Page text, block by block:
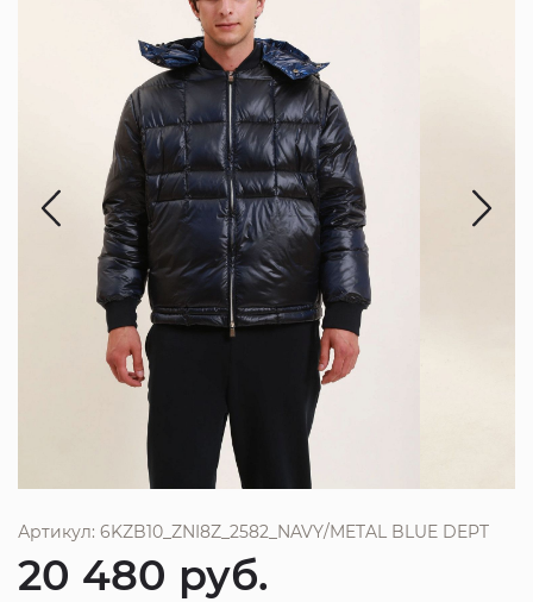
Артикул: 6KZB10_ZNI8Z_2582_NAVY/METAL BLUE DEPT
20 480 руб.